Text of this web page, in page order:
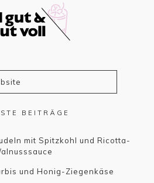
BEITRÄGE
mit Spitzkohl und Ricotta-
und Honig-Ziegenkäse